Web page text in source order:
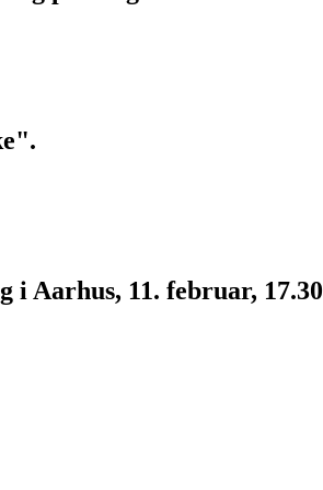
i Aarhus, 11. februar, 17.30